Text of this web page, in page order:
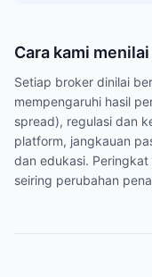
Cara kami
Setiap broker dinilai
mempengaruhi hasil
spread), regulasi dan
platform, jangkauan
dan edukasi.
seiring perubahan